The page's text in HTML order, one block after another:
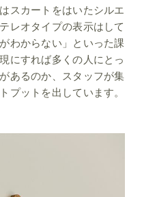
スカートをはいたシルエ
レオタイプの表示はして
わからない」といった課
にすれば多くの人にとっ
あるのか、スタッフが集
プットを出しています。